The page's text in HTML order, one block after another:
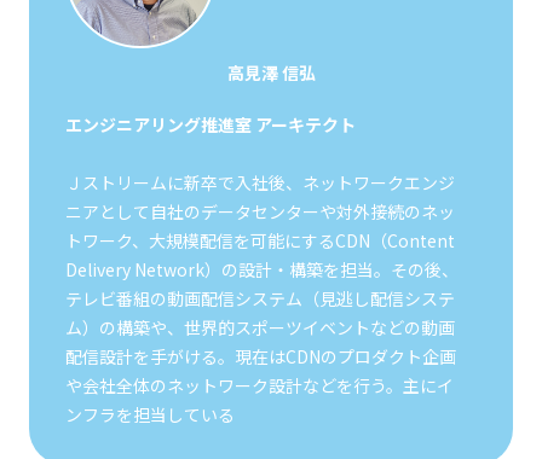
高見澤 信弘
エンジニアリング推進室 アーキテクト
Ｊストリームに新卒で入社後、ネットワークエンジ
ニアとして自社のデータセンターや対外接続のネッ
トワーク、大規模配信を可能にするCDN（Content
Delivery Network）の設計・構築を担当。その後、
テレビ番組の動画配信システム（見逃し配信システ
ム）の構築や、世界的スポーツイベントなどの動画
配信設計を手がける。現在はCDNのプロダクト企画
や会社全体のネットワーク設計などを行う。主にイ
ンフラを担当している